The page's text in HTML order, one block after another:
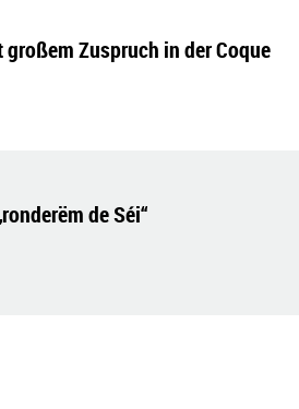
Zuspruch in der Coque
de Séi“